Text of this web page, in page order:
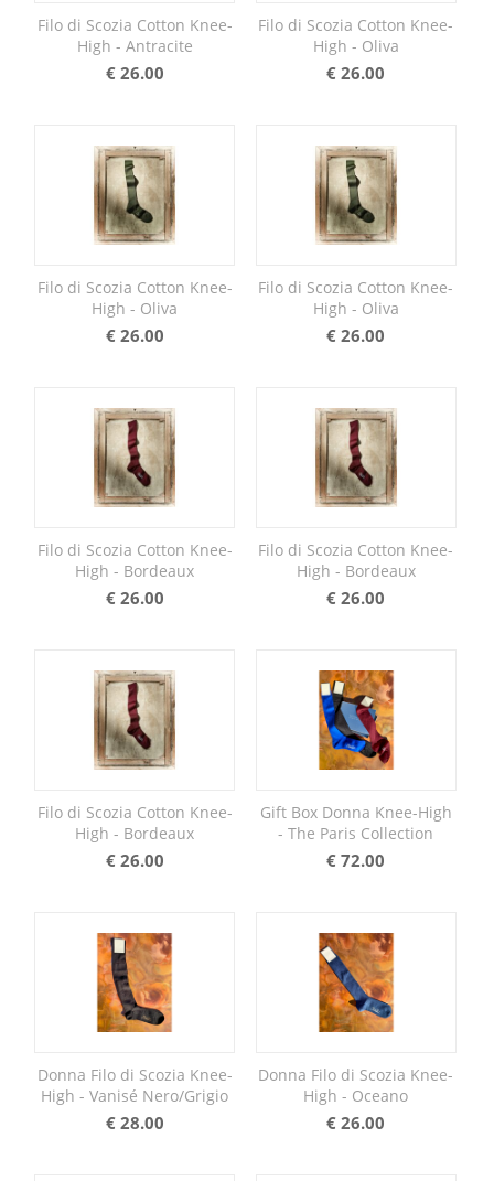
Filo di Scozia Cotton Knee-
High - Antracite
€ 26.00
Filo di Scozia Cotton Knee-
High - Oliva
€ 26.00
Filo di Scozia Cotton Knee-
High - Oliva
€ 26.00
Filo di Scozia Cotton Knee-
High - Oliva
€ 26.00
Filo di Scozia Cotton Knee-
High - Bordeaux
€ 26.00
Filo di Scozia Cotton Knee-
High - Bordeaux
€ 26.00
Filo di Scozia Cotton Knee-
High - Bordeaux
€ 26.00
Gift Box Donna Knee-High
- The Paris Collection
€ 72.00
Donna Filo di Scozia Knee-
High - Vanisé Nero/Grigio
€ 28.00
Donna Filo di Scozia Knee-
High - Oceano
€ 26.00